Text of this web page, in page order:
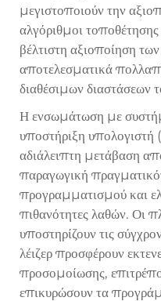
μεγιστοποιούν την
αλγόριθμοι
βέλτιστη αξιοποίηση
αποτελεσματικά
διαθέσιμων διαστάσεων
Η ενσωμάτωση με
υποστήριξη υπολογιστή
αδιάλειπτη μετάβαση
παραγωγική
προγραμματισμού και
πιθανότητες λαθών. Οι
υποστηρίζουν τις
λέιζερ προσφέρουν
προσομοίωσης,
επικυρώσουν τα